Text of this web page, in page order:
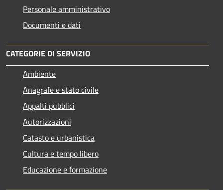
Personale amministrativo
Documenti e dati
CATEGORIE DI SERVIZIO
Ambiente
Anagrafe e stato civile
Appalti pubblici
Autorizzazioni
Catasto e urbanistica
Cultura e tempo libero
Educazione e formazione